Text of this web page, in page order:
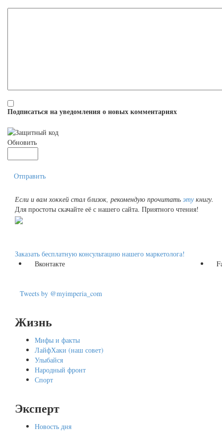
Подписаться на уведомления о новых комментариях
Обновить
Отправить
Если и вам хоккей стал близок, рекомендую прочитать этукнигу.
Для простоты скачайте её с нашего сайта. Приятного чтения!
Заказать бесплатную консультацию нашего маркетолога!
Вконтакте
Tweets by @myimperia_com
Жизнь
Мифы и факты
ЛайфХаки (наш совет)
Улыбайся
Народный фронт
Спорт
Эксперт
Новость дня